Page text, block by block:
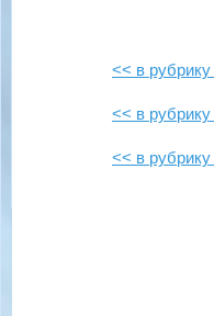
<< в рубрику
<< в рубрику
<< в рубрику